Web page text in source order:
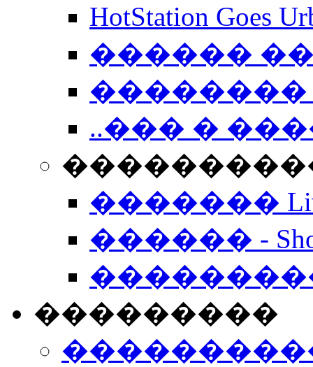
HotStation
������
��������
..��� �
����������
�������
������ -
���������